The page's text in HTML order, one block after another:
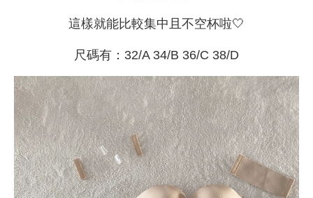
這樣就能比較集中且不空杯啦🤍
尺碼有：32/A 34/B 36/C 38/D